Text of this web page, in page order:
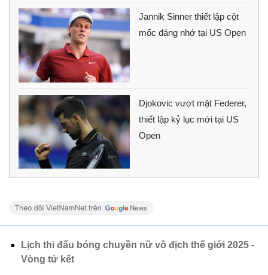
Jannik Sinner thiết lập cột
mốc đáng nhớ tại US Open
Djokovic vượt mặt Federer,
thiết lập kỷ lục mới tại US
Open
Lịch thi đấu bóng chuyền nữ vô địch thế giới 2025 -
Vòng tứ kết